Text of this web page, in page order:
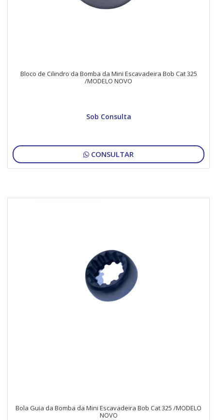
Bloco de Cilindro da Bomba da Mini Escavadeira Bob Cat 325
/MODELO NOVO
Sob Consulta
CONSULTAR
Bola Guia da Bomba da Mini Escavadeira Bob Cat 325 /MODELO
NOVO